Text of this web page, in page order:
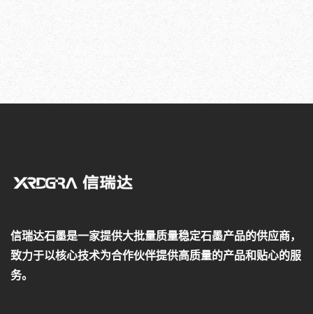
信瑞达石墨是一家提供大批量质量稳定石墨产品的供应商，
致力于以核心技术为合作伙伴提供高质量的产品和贴心的服
务。